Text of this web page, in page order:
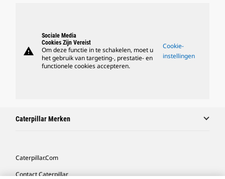
warning
Sociale Media
Cookies Zijn Vereist
Om deze functie in te schakelen, moet u
het gebruik van targeting-, prestatie- en
functionele cookies accepteren.
Cookie-
instellingen
Caterpillar Merken
Caterpillar.com
Contact Caterpillar